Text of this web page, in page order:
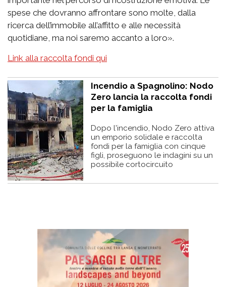
spese che dovranno affrontare sono molte, dalla
ricerca dell’immobile all’affitto e alle necessità
quotidiane, ma noi saremo accanto a loro».
Link alla raccolta fondi qui
Incendio a Spagnolino: Nodo
Zero lancia la raccolta fondi
per la famiglia
Dopo l'incendio, Nodo Zero attiva
un emporio solidale e raccolta
fondi per la famiglia con cinque
figli, proseguono le indagini su un
possibile cortocircuito